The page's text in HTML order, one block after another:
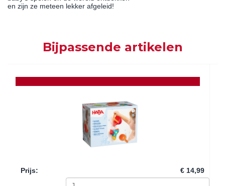
en zijn ze meteen lekker afgeleid!
Bijpassende artikelen
Prijs: € 14,99